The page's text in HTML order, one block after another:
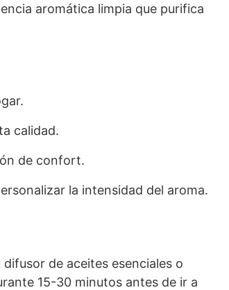
aromática limpia que purifica
calidad.
de confort.
la intensidad del aroma.
de aceites esenciales o
15-30 minutos antes de ir a